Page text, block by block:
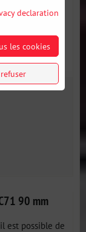
90 mm
est possible de
declaration
les cookies